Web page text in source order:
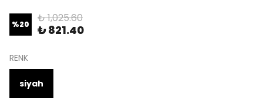
%20 ₺ 1,025.60
₺ 821.40
RENK
siyah